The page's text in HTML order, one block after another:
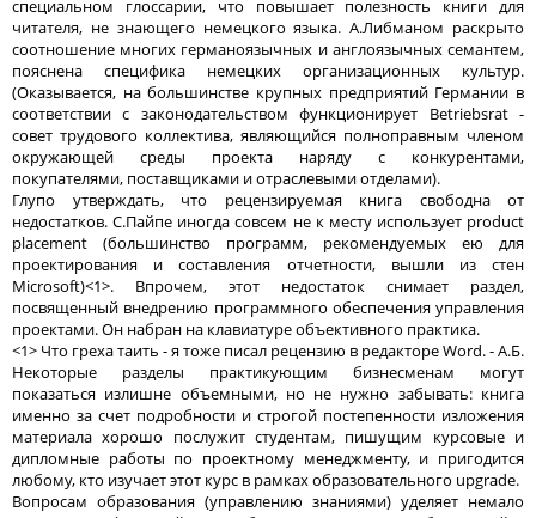
специальном глоссарии, что повышает полезность книги для
читателя, не знающего немецкого языка. А.Либманом раскрыто
соотношение многих германоязычных и англоязычных семантем,
пояснена специфика немецких организационных культур.
(Оказывается, на большинстве крупных предприятий Германии в
соответствии с законодательством функционирует Betriebsrat -
совет трудового коллектива, являющийся полноправным членом
окружающей среды проекта наряду с конкурентами,
покупателями, поставщиками и отраслевыми отделами).
Глупо утверждать, что рецензируемая книга свободна от
недостатков. С.Пайпе иногда совсем не к месту использует product
placement (большинство программ, рекомендуемых ею для
проектирования и составления отчетности, вышли из стен
Microsoft)<1>. Впрочем, этот недостаток снимает раздел,
посвященный внедрению программного обеспечения управления
проектами. Он набран на клавиатуре объективного практика.
<1> Что греха таить - я тоже писал рецензию в редакторе Word. - А.Б.
Некоторые разделы практикующим бизнесменам могут
показаться излишне объемными, но не нужно забывать: книга
именно за счет подробности и строгой постепенности изложения
материала хорошо послужит студентам, пишущим курсовые и
дипломные работы по проектному менеджменту, и пригодится
любому, кто изучает этот курс в рамках образовательного upgrade.
Вопросам образования (управлению знаниями) уделяет немало